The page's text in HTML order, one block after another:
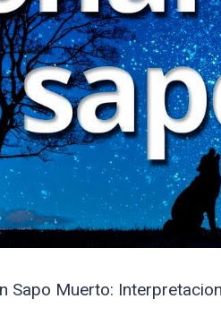
Sapo Muerto: